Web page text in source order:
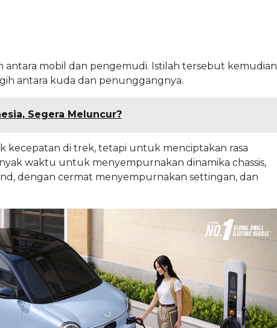
antara mobil dan pengemudi. Istilah tersebut kemudian
antara kuda dan penunggangnya.
Segera Meluncur?
kecepatan di trek, tetapi untuk menciptakan rasa
waktu untuk menyempurnakan dinamika chassis,
dengan cermat menyempurnakan settingan, dan